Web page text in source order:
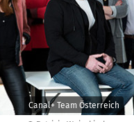
Canal+ Team Österreich